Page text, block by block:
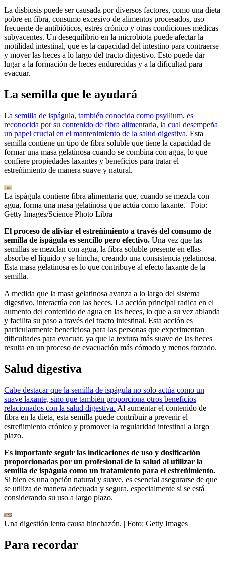
La disbiosis puede ser causada por diversos factores, como una dieta
pobre en fibra, consumo excesivo de alimentos procesados, uso
frecuente de antibióticos, estrés crónico y otras condiciones médicas
subyacentes. Un desequilibrio en la microbiota puede afectar la
motilidad intestinal, que es la capacidad del intestino para contraerse
y mover las heces a lo largo del tracto digestivo. Esto puede dar
lugar a la formación de heces endurecidas y a la dificultad para
evacuar.
La semilla que le ayudará
La semilla de ispágula, también conocida como psyllium, es
reconocida por su contenido de fibra alimentaria, la cual desempeña
un papel crucial en el mantenimiento de la salud digestiva. Esta
semilla contiene un tipo de fibra soluble que tiene la capacidad de
formar una masa gelatinosa cuando se combina con agua, lo que
confiere propiedades laxantes y beneficios para tratar el
estreñimiento de manera suave y natural.
La ispágula contiene fibra alimentaria que, cuando se mezcla con
agua, forma una masa gelatinosa que actúa como laxante. | Foto:
Getty Images/Science Photo Libra
El proceso de aliviar el estreñimiento a través del consumo de
semilla de ispágula es sencillo pero efectivo. Una vez que las
semillas se mezclan con agua, la fibra soluble presente en ellas
absorbe el líquido y se hincha, creando una consistencia gelatinosa.
Esta masa gelatinosa es lo que contribuye al efecto laxante de la
semilla.
A medida que la masa gelatinosa avanza a lo largo del sistema
digestivo, interactúa con las heces. La acción principal radica en el
aumento del contenido de agua en las heces, lo que a su vez ablanda
y facilita su paso a través del tracto intestinal. Esta acción es
particularmente beneficiosa para las personas que experimentan
dificultades para evacuar, ya que la textura más suave de las heces
resulta en un proceso de evacuación más cómodo y menos forzado.
Salud digestiva
Cabe destacar que la semilla de ispágula no solo actúa como un
suave laxante, sino que también proporciona otros beneficios
relacionados con la salud digestiva. Al aumentar el contenido de
fibra en la dieta, esta semilla puede contribuir a prevenir el
estreñimiento crónico y promover la regularidad intestinal a largo
plazo.
Es importante seguir las indicaciones de uso y dosificación
proporcionadas por un profesional de la salud al utilizar la
semilla de ispágula como un tratamiento para el estreñimiento.
Si bien es una opción natural y suave, es esencial asegurarse de que
se utiliza de manera adecuada y segura, especialmente si se está
considerando su uso a largo plazo.
Una digestión lenta causa hinchazón. | Foto: Getty Images
Para recordar